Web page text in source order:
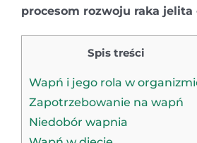
procesom rozwoju raka jelita
Spis treści
Wapń i jego rola w
Zapotrzebowanie na wapń
Niedobór wapnia